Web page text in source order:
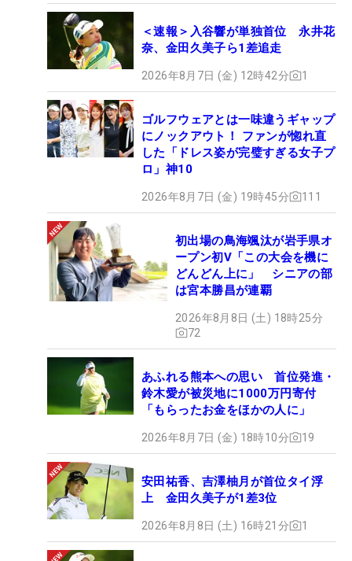
＜速報＞入谷響が単独首位 永井花
奈、金田久美子ら1差追走
2026年8月7日 (金) 12時42分 1
ゴルフウェアとは一味違うギャップ
にノックアウト！ ファンが惚れ直
した「ドレス姿が完璧すぎる女子プ
ロ」神10
2026年8月7日 (金) 19時45分 111
初出場の鳥海颯汰が岩手県オ
ープン初V「この大会を機に
どんどん上に」 シニアの部
は宮本勝昌が連覇
2026年8月8日 (土) 18時25分
72
あふれる熊本への思い 首位発進・
鈴木愛が被災地に1000万円寄付
「もらったお金をほかの人に」
2026年8月7日 (金) 18時10分 19
安田祐香、吉澤柚月が首位タイ浮
上 金田久美子が1差3位
2026年8月8日 (土) 16時21分 1